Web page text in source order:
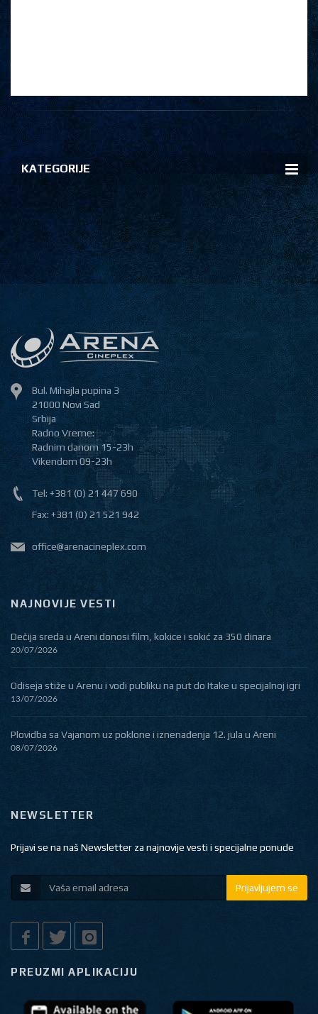
KATEGORIJE
Bul. Mihajla pupina 3
21000 Novi Sad
Srbija
Radno Vreme:
Radnim danom 15-23h
Vikendom 09-23h
Tel: +381 (0) 21 447 690
Fax: +381 (0) 21 521 942
office@arenacineplex.com
NAJNOVIJE VESTI
Dečija sreda u Areni donosi film, kokice i sokić za 350 dinara
20/07/2026
Odiseja stiže u Arenu i vodi publiku na put do Itake u specijalnoj igri
13/07/2026
Plovidba sa Vajanom uz poklone i iznenađenja 12. jula u Areni
08/07/2026
NEWSLETTER
Prijavi se na naš Newsletter za najnovije vesti i specijalne ponude
Prijavljujem se
PREUZMI APLIKACIJU